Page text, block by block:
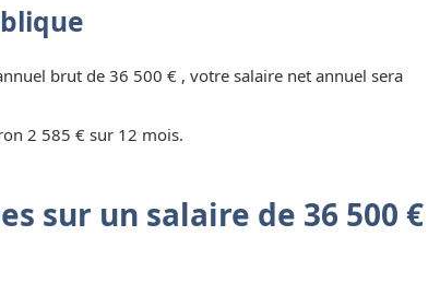
brut de 36 500 € , votre salaire net annuel sera
2 585 € sur 12 mois.
sur un salaire de 36 500 €